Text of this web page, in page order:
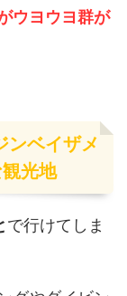
ウヨウヨ群が
ンベイザメ
光地
で行けてしま